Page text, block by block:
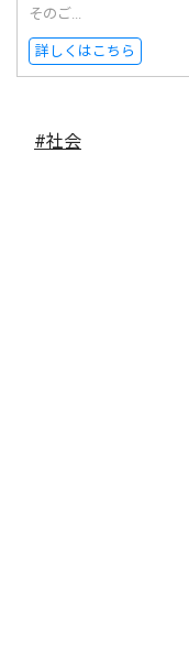
そのご...
詳しくはこちら
#社会